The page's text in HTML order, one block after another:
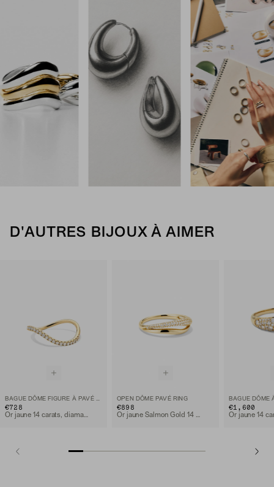
D'AUTRES BIJOUX À AIMER
BAGUE DÔME FIGURE À PAVÉ DE DIAMANTS
€728
Or jaune 14 carats, diamant naturel
OPEN DÔME PAVÉ RING
€898 €1,600